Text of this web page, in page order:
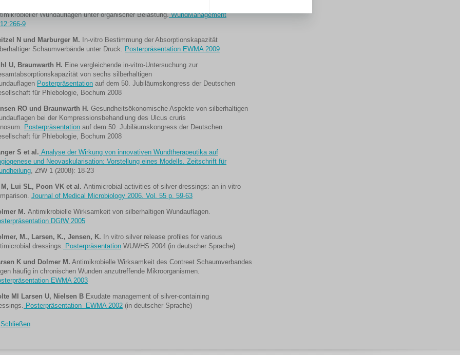
Wundauflagen unter organischer Belastung.WundManagement
9
N und Marburger M. In-vitro Bestimmung der Absorptionskapazität
Schaumverbände unter Druck.
Posterpräsentation EWMA 2009
U, Braunwarth H. Eine vergleichende in-vitro-Untersuchung zur
von sechs silberhaltigen
Posterpräsentation auf dem 50. Jubiläumskongress der Deutschen
für Phlebologie, Bochum 2008
RO und Braunwarth H. Gesundheitsökonomische Aspekte von silberhaltigen
bei der Kompressionsbehandlung des Ulcus cruris
Posterpräsentation auf dem 50. Jubiläumskongress der Deutschen
für Phlebologie, Bochum 2008
S et al. Analyse der Wirkung von innovativen Wundtherapeutika auf
und Neovaskularisation: Vorstellung eines Modells. Zeitschrift für
, ZfW 1 (2008): 18-23
M, Lui SL, Poon VK et al. Antimicrobial activities of silver dressings: an in vitro
Journal of Medical Microbiology 2006. Vol. 55 p. 59-63
M. Antimikrobielle Wirksamkeit von silberhaltigen Wundauflagen.
DGfW 2005
M., Larsen, K., Jensen, K.
In vitro silver release profiles for various
dressings.
Posterpräsentation WUWHS 2004 (in deutscher Sprache)
K und Dolmer M. Antimikrobielle Wirksamkeit des Contreet Schaumverbandes
häufig in chronischen Wunden anzutreffende Mikroorganismen.
EWMA 2003
MI Larsen U, Nielsen B Exudate management of silver-containing
Posterpräsentation EWMA 2002 (in deutscher Sprache)
Schließen